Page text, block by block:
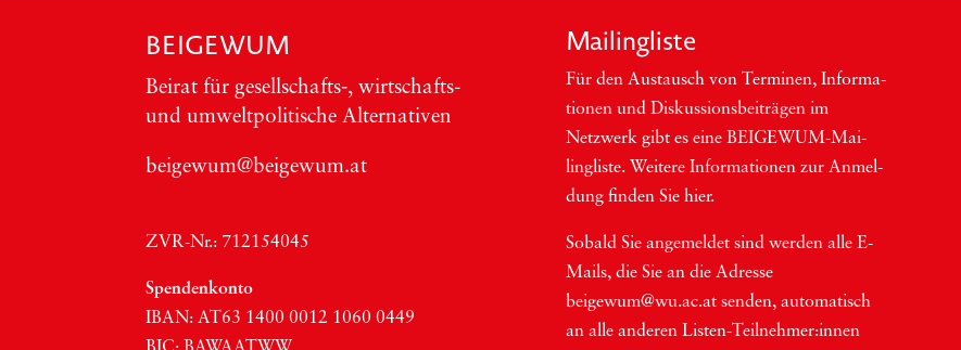
BEIGEWUM
Bei­rat für gesellschafts‑, wirt­schafts-
und umwelt­po­li­ti­sche Alter­na­ti­ven
beigewum@beigewum.at
ZVR-Nr.: 712154045
Spen­den­kon­to
IBAN:AT63 1400 0012 1060 0449
Mai­ling­lis­te
Für den Aus­tausch von Ter­mi­nen, Infor­ma­
tio­nen und Dis­kus­si­ons­bei­trä­gen im
Netzwerk gibt es eine BEI­GEWUM-Mai­
ling­lis­te. Wei­te­re Infor­ma­tio­nen zur Anmel­
dung fin­den Sie hier.
Sobald Sie ange­mel­det sind wer­den alle E-
Mails, die Sie an die Adres­se
beigewum@wu.ac.at sen­den, auto­ma­tisch
an alle ande­ren Lis­ten-Teil­neh­me­r:in­nen